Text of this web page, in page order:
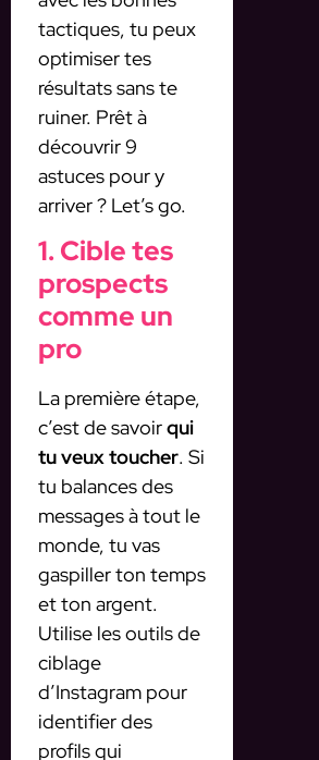
tactiques, tu peux
optimiser tes
résultats sans te
ruiner. Prêt à
découvrir 9
astuces pour y
arriver ? Let’s go.
1. Cible tes
prospects
comme un
pro
La première étape,
c’est de savoirqui
tu veux toucher. Si
tu balances des
messages à tout le
monde, tu vas
gaspiller ton temps
et ton argent.
Utilise les outils de
ciblage
d’Instagram pour
identifier des
profils qui